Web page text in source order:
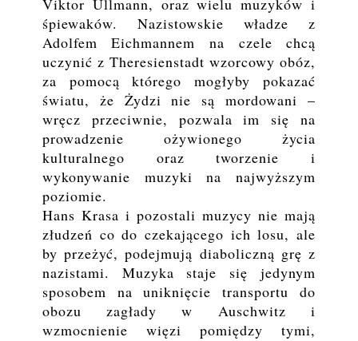
śpiewaków. Nazistowskie władze z
Adolfem Eichmannem na czele chcą
uczynić z Theresienstadt wzorcowy obóz,
za pomocą którego mogłyby pokazać
światu, że Żydzi nie są mordowani –
wręcz przeciwnie, pozwala im się na
prowadzenie ożywionego życia
kulturalnego oraz tworzenie i
wykonywanie muzyki na najwyższym
poziomie.
Hans Krasa i pozostali muzycy nie mają
złudzeń co do czekającego ich losu, ale
by przeżyć, podejmują diaboliczną grę z
nazistami. Muzyka staje się jedynym
sposobem na uniknięcie transportu do
obozu zagłady w Auschwitz i
wzmocnienie więzi pomiędzy tymi,